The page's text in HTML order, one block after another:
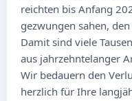
reichten bis Anfang
gezwungen sahen,
Damit sind viele
aus jahrzehntelanger
Wir bedauern den
herzlich für Ihre